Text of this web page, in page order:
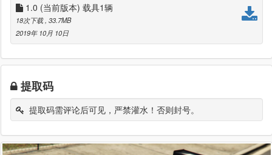
1.0 (当前版本) 载具1辆
18次下载 , 33.7MB
2019年 10月 10日
提取码
提取码需评论后可见，严禁灌水！否则封号。